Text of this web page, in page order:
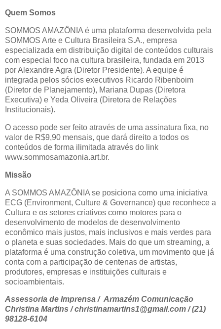
Quem Somos
SOMMOS AMAZÔNIA é uma plataforma desenvolvida pela
SOMMOS Arte e Cultura Brasileira S.A., empresa
especializada em distribuição digital de conteúdos culturais
com especial foco na cultura brasileira, fundada em 2013
por Alexandre Agra (Diretor Presidente). A equipe é
integrada pelos sócios executivos Ricardo Ribenboim
(Diretor de Planejamento), Mariana Dupas (Diretora
Executiva) e Yeda Oliveira (Diretora de Relações
Institucionais).
O acesso pode ser feito através de uma assinatura fixa, no
valor de R$9,90 mensais, que dará direito a todos os
conteúdos de forma ilimitada através do link
www.sommosamazonia.art.br.
Missão
A SOMMOS AMAZÔNIA se posiciona como uma iniciativa
ECG (Environment, Culture & Governance) que reconhece a
Cultura e os setores criativos como motores para o
desenvolvimento de modelos de desenvolvimento
econômico mais justos, mais inclusivos e mais verdes para
o planeta e suas sociedades. Mais do que um streaming, a
plataforma é uma construção coletiva, um movimento que já
conta com a participação de centenas de artistas,
produtores, empresas e instituições culturais e
socioambientais.
Assessoria de Imprensa / Armazém Comunicação
Christina Martins / christinamartins1@gmail.com / (21)
98128-6104